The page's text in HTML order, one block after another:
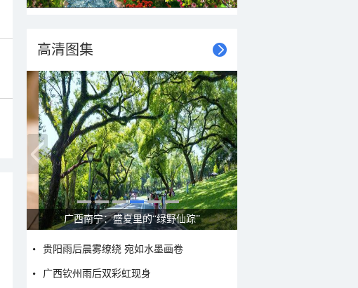
高清图集
广西南宁：盛夏里的“绿野仙踪”
贵阳雨后晨雾缭绕 宛如水墨画卷
广西钦州雨后双彩虹现身